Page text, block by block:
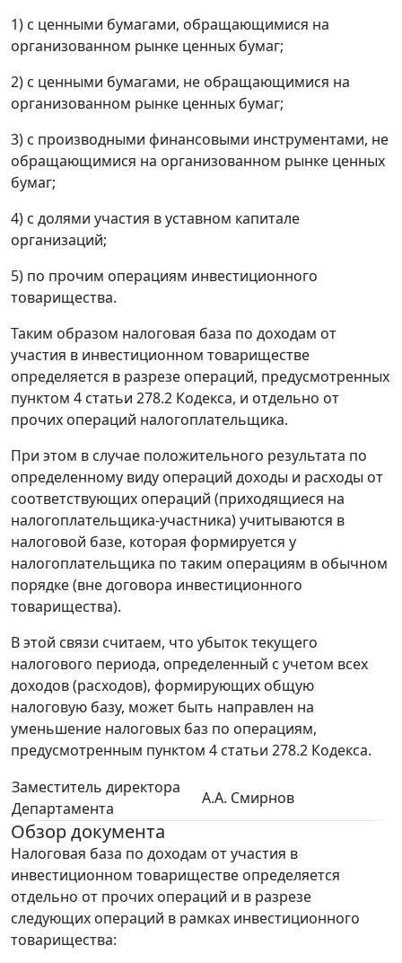
1) с ценными бумагами, обращающимися на
организованном рынке ценных бумаг;
2) с ценными бумагами, не обращающимися на
организованном рынке ценных бумаг;
3) с производными финансовыми инструментами, не
обращающимися на организованном рынке ценных
бумаг;
4) с долями участия в уставном капитале
организаций;
5) по прочим операциям инвестиционного
товарищества.
Таким образом налоговая база по доходам от
участия в инвестиционном товариществе
определяется в разрезе операций, предусмотренных
пунктом 4 статьи 278.2 Кодекса, и отдельно от
прочих операций налогоплательщика.
При этом в случае положительного результата по
определенному виду операций доходы и расходы от
соответствующих операций (приходящиеся на
налогоплательщика-участника) учитываются в
налоговой базе, которая формируется у
налогоплательщика по таким операциям в обычном
порядке (вне договора инвестиционного
товарищества).
В этой связи считаем, что убыток текущего
налогового периода, определенный с учетом всех
доходов (расходов), формирующих общую
налоговую базу, может быть направлен на
уменьшение налоговых баз по операциям,
предусмотренным пунктом 4 статьи 278.2 Кодекса.
Заместитель директора
Департамента
А.А. Смирнов
Обзор документа
Налоговая база по доходам от участия в
инвестиционном товариществе определяется
отдельно от прочих операций и в разрезе
следующих операций в рамках инвестиционного
товарищества: